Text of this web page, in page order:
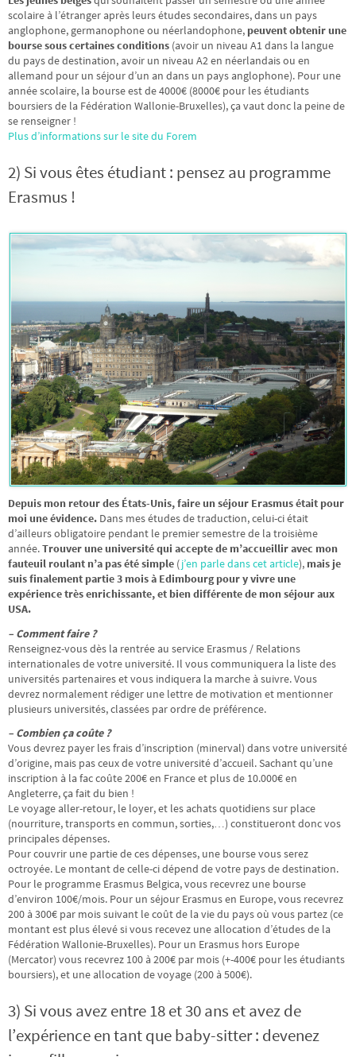
scolaire à l’étranger après leurs études secondaires, dans un pays
anglophone, germanophone ou néerlandophone, peuvent obtenir une
bourse sous certaines conditions (avoir un niveau A1 dans la langue
du pays de destination, avoir un niveau A2 en néerlandais ou en
allemand pour un séjour d’un an dans un pays anglophone). Pour une
année scolaire, la bourse est de 4000€ (8000€ pour les étudiants
boursiers de la Fédération Wallonie-Bruxelles), ça vaut donc la peine de
se renseigner !
Plus d’informations sur le site du Forem
2) Si vous êtes étudiant : pensez au programme
Erasmus !
Depuis mon retour des États-Unis, faire un séjour Erasmus était pour
moi une évidence. Dans mes études de traduction, celui-ci était
d’ailleurs obligatoire pendant le premier semestre de la troisième
année.Trouver une université qui accepte de m’accueillir avec mon
fauteuil roulant n’a pas été simple (j’en parle dans cet article), mais je
suis finalement partie 3 mois à Edimbourg pour y vivre une
expérience très enrichissante, et bien différente de mon séjour aux
USA.
– Comment faire ?
Renseignez-vous dès la rentrée au service Erasmus / Relations
internationales de votre université. Il vous communiquera la liste des
universités partenaires et vous indiquera la marche à suivre. Vous
devrez normalement rédiger une lettre de motivation et mentionner
plusieurs universités, classées par ordre de préférence.
– Combien ça coûte ?
Vous devrez payer les frais d’inscription (minerval) dans votre université
d’origine, mais pas ceux de votre université d’accueil. Sachant qu’une
inscription à la fac coûte 200€ en France et plus de 10.000€ en
Angleterre, ça fait du bien !
Le voyage aller-retour, le loyer, et les achats quotidiens sur place
(nourriture, transports en commun, sorties,…) constitueront donc vos
principales dépenses.
Pour couvrir une partie de ces dépenses, une bourse vous serez
octroyée. Le montant de celle-ci dépend de votre pays de destination.
Pour le programme Erasmus Belgica, vous recevrez une bourse
d’environ 100€/mois. Pour un séjour Erasmus en Europe, vous recevrez
200 à 300€ par mois suivant le coût de la vie du pays où vous partez (ce
montant est plus élevé si vous recevez une allocation d’études de la
Fédération Wallonie-Bruxelles). Pour un Erasmus hors Europe
(Mercator) vous recevrez 100 à 200€ par mois (+-400€ pour les étudiants
boursiers), et une allocation de voyage (200 à 500€).
3) Si vous avez entre 18 et 30 ans et avez de
l’expérience en tant que baby-sitter : devenez